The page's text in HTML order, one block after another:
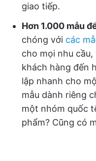
giao tiếp.
Hơn 1.000 mẫu
chóng với các
cho mọi nhu
khách hàng đến
lập nhanh cho
mẫu dành riêng
một nhóm quốc
phẩm? Cũng có